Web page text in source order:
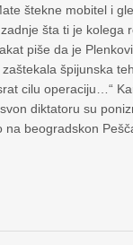
štekne mobitel i
šta ti je kolega
piše da je
špijunska
cilu operaciju…“
diktatoru su
beogradskon